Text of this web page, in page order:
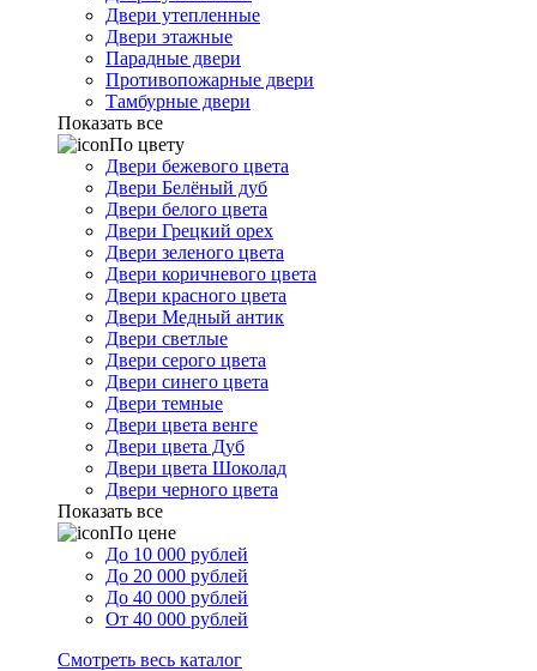
Двери утепленные
Двери этажные
Парадные двери
Противопожарные двери
Тамбурные двери
Показать все
По цвету
Двери бежевого цвета
Двери Белёный дуб
Двери белого цвета
Двери Грецкий орех
Двери зеленого цвета
Двери коричневого цвета
Двери красного цвета
Двери Медный антик
Двери светлые
Двери серого цвета
Двери синего цвета
Двери темные
Двери цвета венге
Двери цвета Дуб
Двери цвета Шоколад
Двери черного цвета
Показать все
По цене
До 10 000 рублей
До 20 000 рублей
До 40 000 рублей
От 40 000 рублей
Смотреть весь каталог